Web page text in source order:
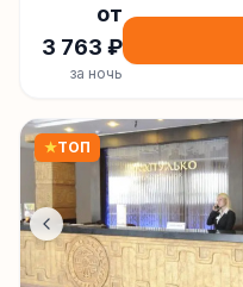
от
3 763 ₽
за ночь
★ТОП